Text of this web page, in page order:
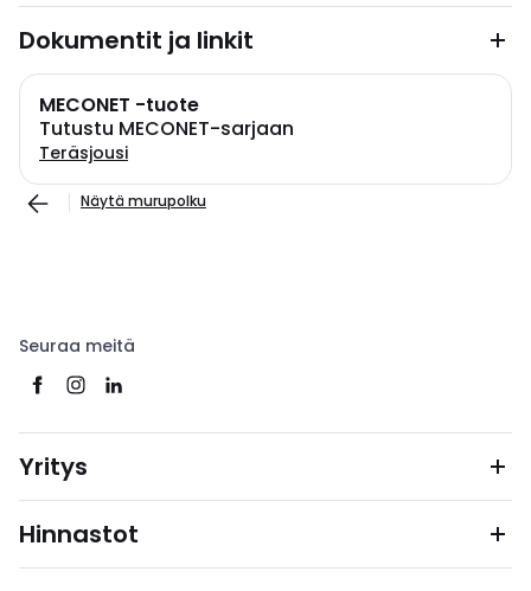
Dokumentit ja linkit
MECONET -tuote
Tutustu MECONET-sarjaan
Teräsjousi
Näytä murupolku
Seuraa meitä
Yritys
Hinnastot